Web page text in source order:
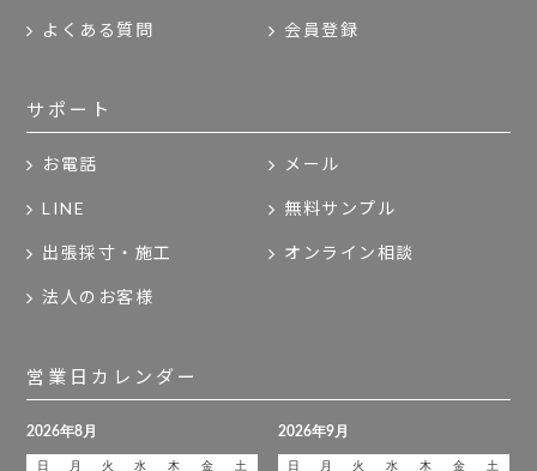
よくある質問 会員登録
サポート
お電話 メール
LINE 無料サンプル
出張採寸・施工 オンライン相談
法人のお客様
営業日カレンダー